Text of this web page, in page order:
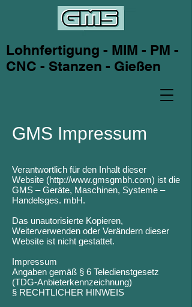
Lohnfertigung - MIM - PM -
CNC - Stanzen - Gießen
GMS Impressum
Verantwortlich für den Inhalt dieser
Website (http://www.gmsgmbh.com) ist die
GMS – Geräte, Maschinen, Systeme –
Handelsges. mbH.
Das unautorisierte Kopieren,
Weiterverwenden oder Verändern dieser
Website ist nicht gestattet.
Impressum
Angaben gemäß § 6 Teledienstgesetz
(TDG-Anbieterkennzeichnung)
§ RECHTLICHER HINWEIS